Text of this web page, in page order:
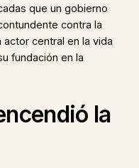
que un gobierno
contra la
actor central en la vida
fundación en la
la